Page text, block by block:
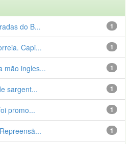
1
do B...
1
Capi...
1
mão ingles...
1
sargent...
1
promo...
1